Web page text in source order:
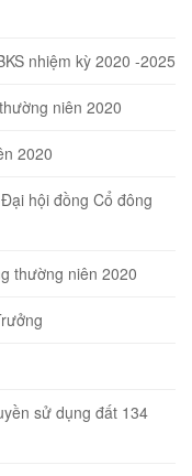
nhiệm kỳ 2020 -2025
niên 2020
2020
hội đồng Cổ đông
thường niên 2020
sử dụng đất 134